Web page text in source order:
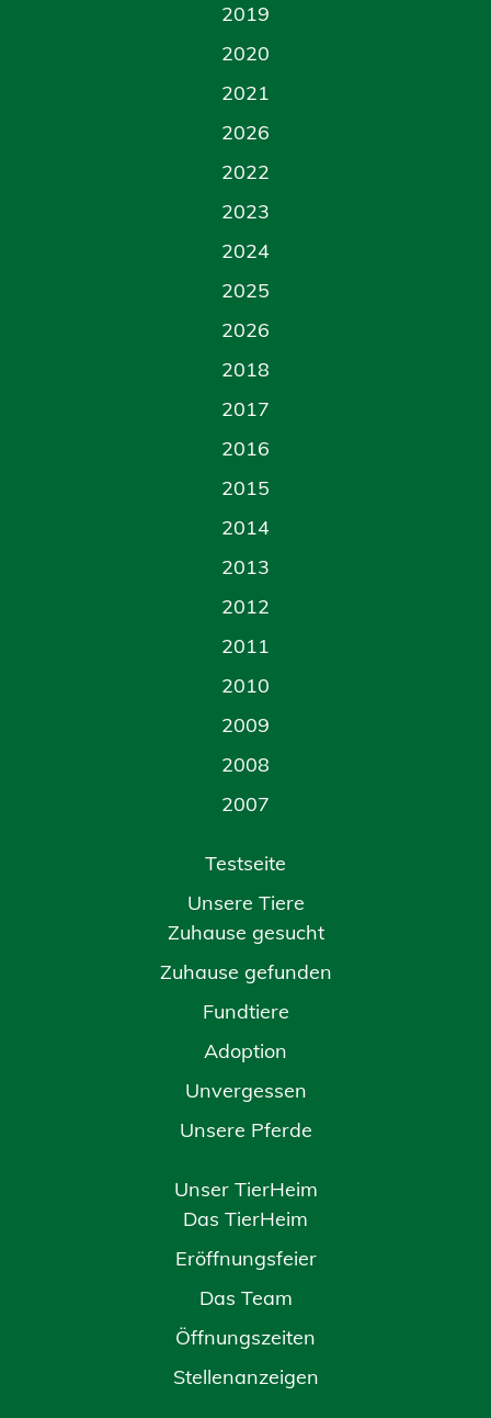
2019
2020
2021
2026
2022
2023
2024
2025
2026
2018
2017
2016
2015
2014
2013
2012
2011
2010
2009
2008
2007
Testseite
Unsere Tiere
Zuhause gesucht
Zuhause gefunden
Fundtiere
Adoption
Unvergessen
Unsere Pferde
Unser TierHeim
Das TierHeim
Eröffnungsfeier
Das Team
Öffnungszeiten
Stellenanzeigen